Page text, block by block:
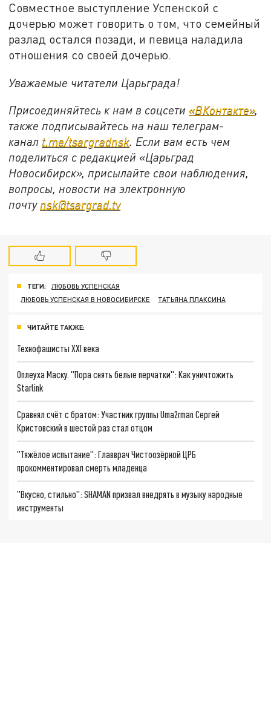
Совместное выступление Успенской с
дочерью может говорить о том, что семейный
разлад остался позади, и певица наладила
отношения со своей дочерью.
Уважаемые читатели Царьграда!
Присоединяйтесь к нам в соцсети «ВКонтакте»,
также подписывайтесь на наш телеграм-
канал t.me/tsargradnsk. Если вам есть чем
поделиться с редакцией «Царьград
Новосибирск», присылайте свои наблюдения,
вопросы, новости на электронную
почту nsk@tsargrad.tv
ТЕГИ:
ЛЮБОВЬ УСПЕНСКАЯ
ЛЮБОВЬ УСПЕНСКАЯ В НОВОСИБИРСКЕ
ТАТЬЯНА ПЛАКСИНА
ЧИТАЙТЕ ТАКЖЕ:
Технофашисты XXI века
Оплеуха Маску. "Пора снять белые перчатки": Как уничтожить
Starlink
Сравнял счёт с братом: Участник группы Uma2rman Сергей
Кристовский в шестой раз стал отцом
"Тяжёлое испытание": Главврач Чистоозёрной ЦРБ
прокомментировал смерть младенца
"Вкусно, стильно": SHAMAN призвал внедрять в музыку народные
инструменты